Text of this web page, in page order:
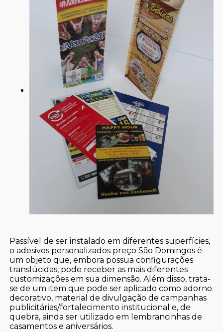
Passível de ser instalado em diferentes superfícies,
o adesivos personalizados preço São Domingos é
um objeto que, embora possua configurações
translúcidas, pode receber as mais diferentes
customizações em sua dimensão. Além disso, trata-
se de um item que pode ser aplicado como adorno
decorativo, material de divulgação de campanhas
publicitárias/fortalecimento institucional e, de
quebra, ainda ser utilizado em lembrancinhas de
casamentos e aniversários.